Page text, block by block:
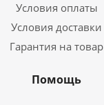
Условия оплаты
Условия доставки
Гарантия на товар
Помощь